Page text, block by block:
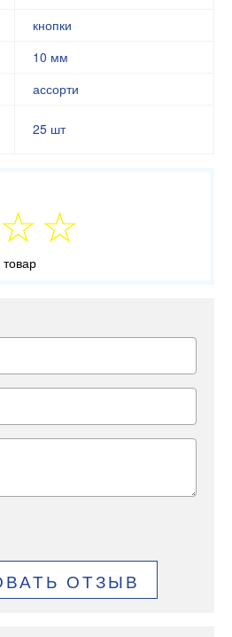
кнопки
10 мм
ассорти
25 шт
ОТЗЫВ